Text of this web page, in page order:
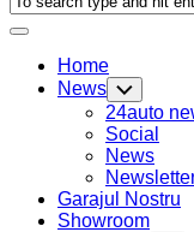
Expand
Home
News Toggle
Child
Menu
24auto
Social
News
Garajul Nostru
Showroom